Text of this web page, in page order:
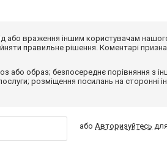
або враження іншим користувачам
правильне рішення. Коментарі
або образ; безпосереднє порівняння з
розміщення посилань на сторонні
абоАвторизуйтесь